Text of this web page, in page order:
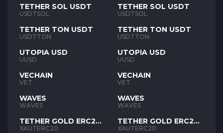
TETHER SOL USDT
USDTSOL
TETHER TON USDT
USDTTON
UTOPIA USD
UUSD
VECHAIN
VET
WAVES
WAVES
TETHER GOLD ERC20
XAUT
XAUTERC20
TETHER SOL USDT
USDTSOL
TETHER TON USDT
USDTTON
UTOPIA USD
UUSD
VECHAIN
VET
WAVES
WAVES
TETHER GOLD ERC20
XAUT
XAUTERC20